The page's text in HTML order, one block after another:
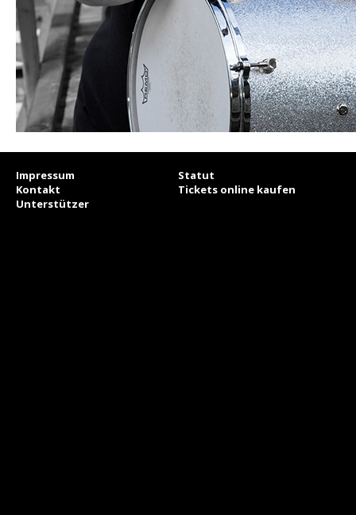
Impressum
Statut
Kontakt
Tickets online kaufen
Unterstützer